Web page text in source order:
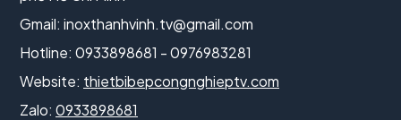
Gmail: inoxthanhvinh.tv@gmail.com
Hotline: 0933898681 - 0976983281
Website: thietbibepcongnghieptv.com
Zalo: 0933898681